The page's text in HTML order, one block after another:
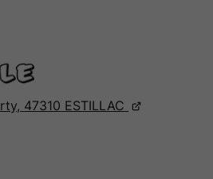
47310 ESTILLAC